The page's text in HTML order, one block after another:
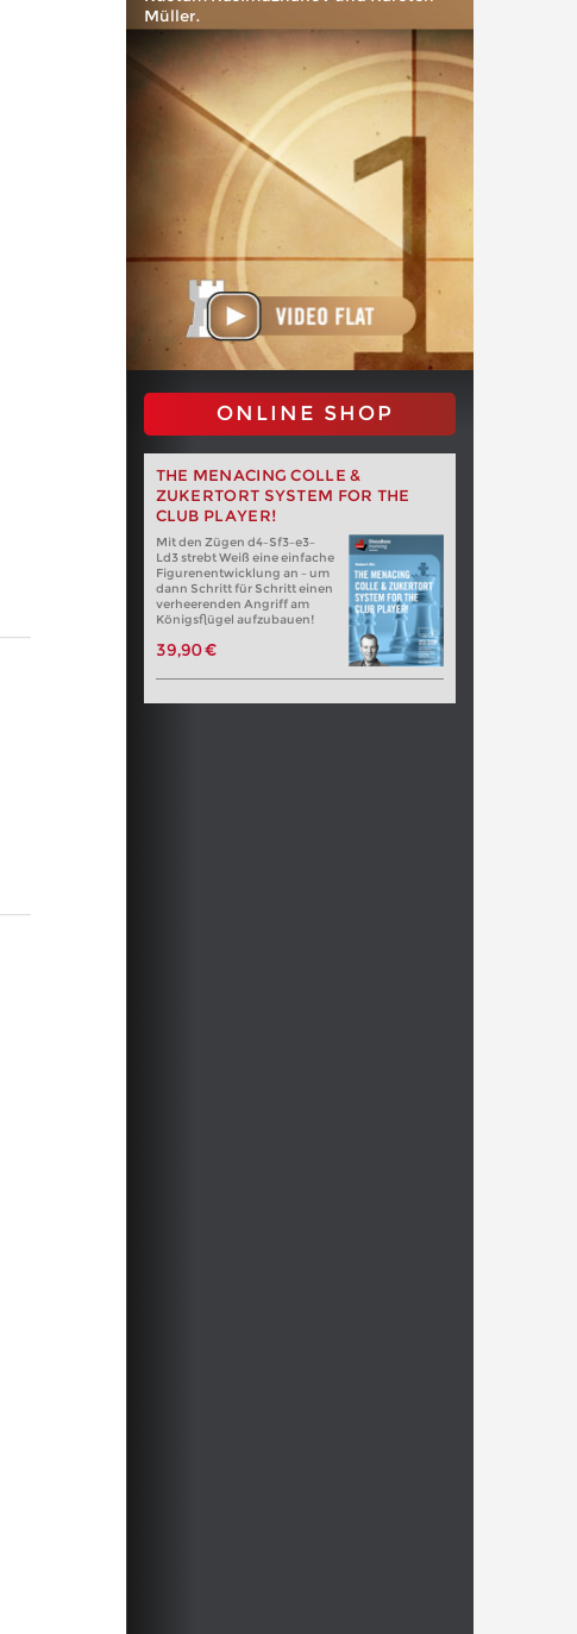
Müller.
ONLINE SHOP
THE MENACING COLLE &
ZUKERTORT SYSTEM FOR THE
CLUB PLAYER!
Mit den Zügen d4–Sf3–e3–
Ld3 strebt Weiß eine einfache
Figurenentwicklung an – um
dann Schritt für Schritt einen
verheerenden Angriff am
Königsflügel aufzubauen!
39,90 €